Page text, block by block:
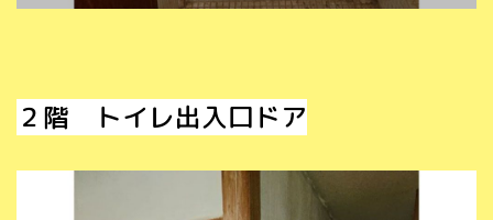
２階 トイレ出入口ドア